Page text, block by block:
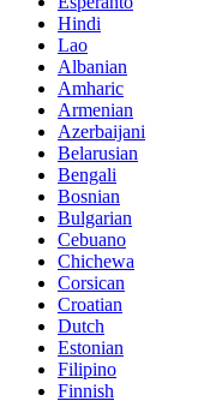
Hindi
Lao
Albanian
Amharic
Armenian
Azerbaijani
Belarusian
Bengali
Bosnian
Bulgarian
Cebuano
Chichewa
Corsican
Croatian
Dutch
Estonian
Filipino
Finnish